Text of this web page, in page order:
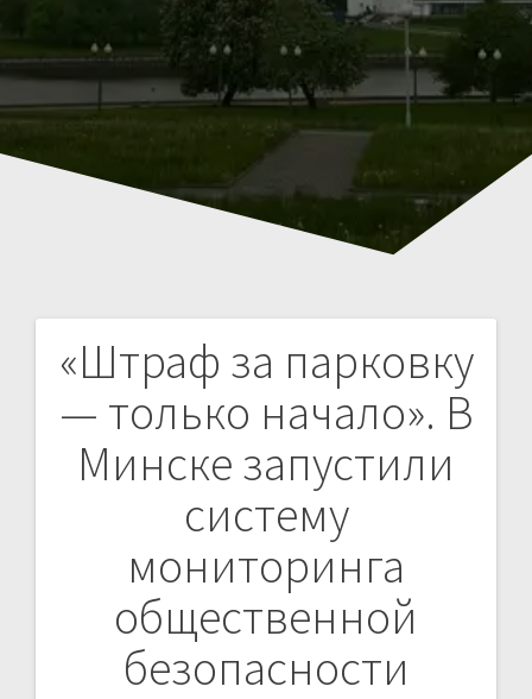
«Штраф за парковку
— только начало». В
Минске запустили
систему
мониторинга
общественной
безопасности
Навигация
по
записям